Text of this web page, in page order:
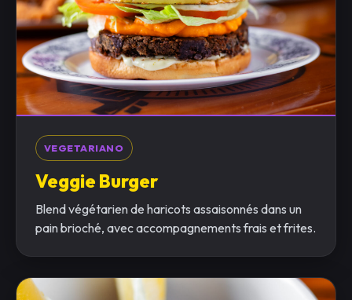
VEGETARIANO
Veggie Burger
Blend végétarien de haricots assaisonnés dans un
pain brioché, avec accompagnements frais et frites.